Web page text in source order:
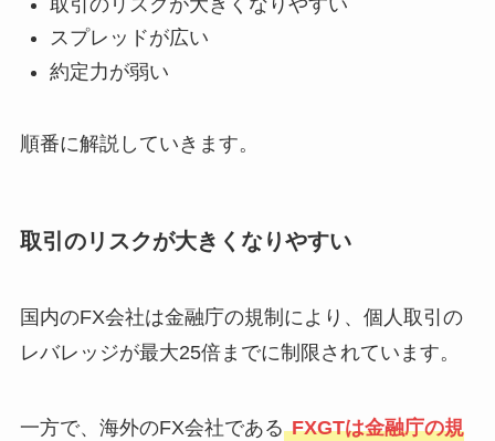
スプレッドが広い
約定力が弱い
順番に解説していきます。
取引のリスクが大きくなりやすい
国内のFX会社は金融庁の規制により、個人取引の
レバレッジが最大25倍までに制限されています。
一方で、海外のFX会社であるFXGTは金融庁の規